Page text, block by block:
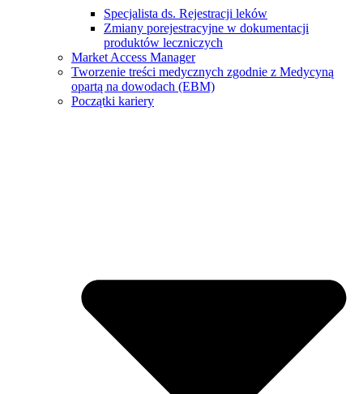
Specjalista ds. Rejestracji leków
Zmiany porejestracyjne w dokumentacji
produktów leczniczych
Market Access Manager
Tworzenie treści medycznych zgodnie z Medycyną
opartą na dowodach (EBM)
Początki kariery